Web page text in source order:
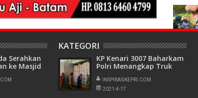
Serahkan
ke Masjid
KATEGORI
KP Kenari 3007 Baharkam
Polri Menangkap Truk
Bermuatan Ikan Beku,
Barang Bukti 28.920
Kilogram Tanpa Dokumen
INSPIRASIKEPRI.COM
2021-4-17